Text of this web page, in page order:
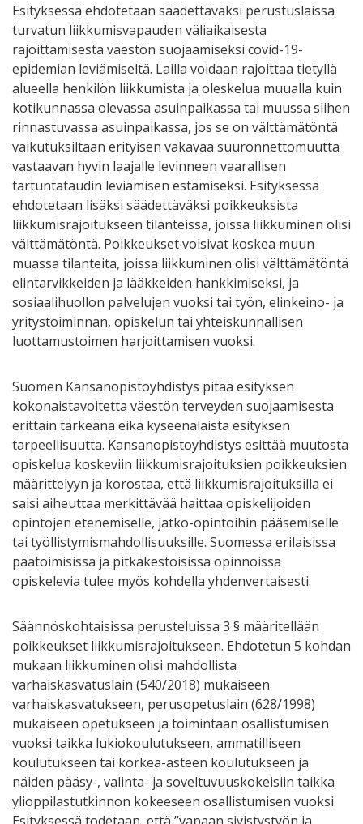
Esityksessä ehdotetaan säädettäväksi perustuslaissa
turvatun liikkumisvapauden väliaikaisesta
rajoittamisesta väestön suojaamiseksi covid-19-
epidemian leviämiseltä. Lailla voidaan rajoittaa tietyllä
alueella henkilön liikkumista ja oleskelua muualla kuin
kotikunnassa olevassa asuinpaikassa tai muussa siihen
rinnastuvassa asuinpaikassa, jos se on välttämätöntä
vaikutuksiltaan erityisen vakavaa suuronnettomuutta
vastaavan hyvin laajalle levinneen vaarallisen
tartuntataudin leviämisen estämiseksi. Esityksessä
ehdotetaan lisäksi säädettäväksi poikkeuksista
liikkumisrajoitukseen tilanteissa, joissa liikkuminen olisi
välttämätöntä. Poikkeukset voisivat koskea muun
muassa tilanteita, joissa liikkuminen olisi välttämätöntä
elintarvikkeiden ja lääkkeiden hankkimiseksi, ja
sosiaalihuollon palvelujen vuoksi tai työn, elinkeino- ja
yritystoiminnan, opiskelun tai yhteiskunnallisen
luottamustoimen harjoittamisen vuoksi.
Suomen Kansanopistoyhdistys pitää esityksen
kokonaistavoitetta väestön terveyden suojaamisesta
erittäin tärkeänä eikä kyseenalaista esityksen
tarpeellisuutta. Kansanopistoyhdistys esittää muutosta
opiskelua koskeviin liikkumisrajoituksien poikkeuksien
määrittelyyn ja korostaa, että liikkumisrajoituksilla ei
saisi aiheuttaa merkittävää haittaa opiskelijoiden
opintojen etenemiselle, jatko-opintoihin pääsemiselle
tai työllistymismahdollisuuksille. Suomessa erilaisissa
päätoimisissa ja pitkäkestoisissa opinnoissa
opiskelevia tulee myös kohdella yhdenvertaisesti.
Säännöskohtaisissa perusteluissa 3 § määritellään
poikkeukset liikkumisrajoitukseen. Ehdotetun 5 kohdan
mukaan liikkuminen olisi mahdollista
varhaiskasvatuslain (540/2018) mukaiseen
varhaiskasvatukseen, perusopetuslain (628/1998)
mukaiseen opetukseen ja toimintaan osallistumisen
vuoksi taikka lukiokoulutukseen, ammatilliseen
koulutukseen tai korkea-asteen koulutukseen ja
näiden pääsy-, valinta- ja soveltuvuuskokeisiin taikka
ylioppilastutkinnon kokeeseen osallistumisen vuoksi.